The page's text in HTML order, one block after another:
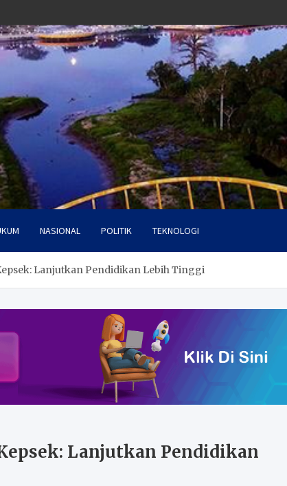
NASIONAL POLITIK TEKNOLOGI
Lanjutkan Pendidikan Lebih Tinggi
Lanjutkan Pendidikan